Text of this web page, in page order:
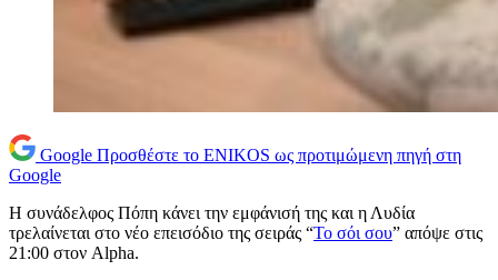
Google Προσθέστε το ENIKOS ως προτιμώμενη πηγή στη
Google
Η συνάδελφος Πόπη κάνει την εμφάνισή της και η Λυδία
τρελαίνεται στο νέο επεισόδιο της σειράς “Το σόι σου” απόψε στις
21:00 στον Alpha.